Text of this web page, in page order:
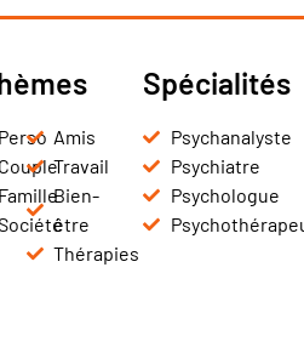
Perso
Couple
Famille
Amis
Travail
Bien-
être
Thérapies
Spécialités
Psychanalyste
Psychiatre
Psychologue